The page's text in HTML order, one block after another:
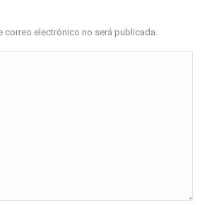
correo electrónico no será publicada.